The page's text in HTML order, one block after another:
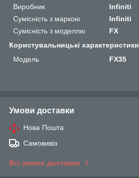
Виробник
Infiniti
Сумісність з маркою
Infiniti
Сумісність з моделлю
FX
Користувальницькі характеристики
Мoдель
FX35
Умови доставки
Нова Пошта
Самовивіз
Всі умови доставки